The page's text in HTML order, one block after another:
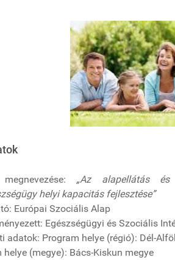
„Az alapellátás és
helyi kapacitás fejlesztése”
Európai Szociális Alap
Egészségügyi és Szociális
adatok: Program helye (régió): Dél-
helye (megye): Bács-Kiskun megye